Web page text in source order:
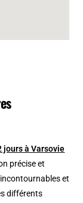
jours à Varsovie
précise et
et
différents